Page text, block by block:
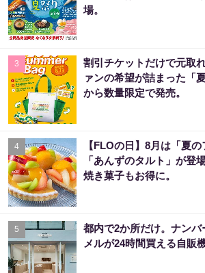
場。
3
割引チケットだけで元取
ァンの希望が詰まった「
から数量限定で発売。
4
【FLOの日】8月は「夏
「あんずのタルト」が登
焼き菓子もお得に。
5
都内で2か所だけ。ナン
メルが24時間買える自販